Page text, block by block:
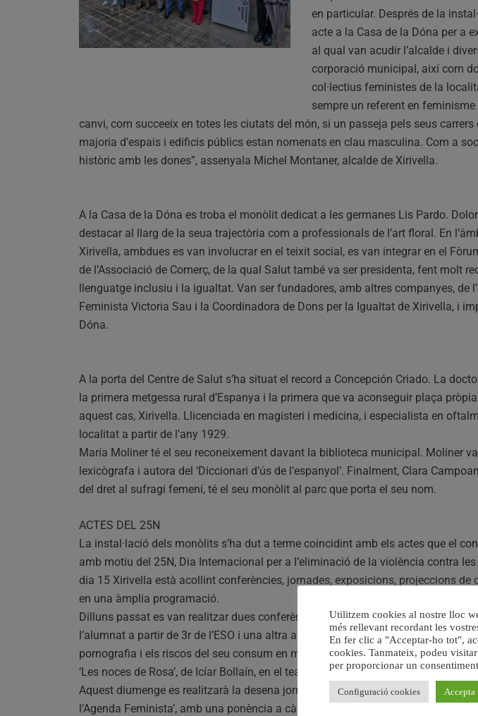
en particular. Després de la
acte a la Casa de la Dóna per a
al qual van acudir l’alcalde i
corporació municipal, així com
col·lectius feministes de la
sempre un referent en
canvi, com succeeix en totes les ciutats del món, si un passeja pels seus carrers
majoria d’espais i edificis públics estan nomenats en clau masculina. Com a
històric amb les dones”, assenyala Michel Montaner, alcalde de Xirivella.
A la Casa de la Dóna es troba el monòlit dedicat a les germanes Lis Pardo.
destacar al llarg de la seua trajectòria com a professionals de l’art floral. En
Xirivella, ambdues es van involucrar en el teixit social, es van integrar en el
de l’Associació de Comerç, de la qual Salut també va ser presidenta, fent molt
llenguatge inclusiu i la igualtat. Van ser fundadores, amb altres companyes, de
Feminista Victoria Sau i la Coordinadora de Dons per la Igualtat de Xirivella, i
Dóna.
A la porta del Centre de Salut s’ha situat el record a Concepción Criado. La
la primera metgessa rural d’Espanya i la primera que va aconseguir plaça
aquest cas, Xirivella. Llicenciada en magisteri i medicina, i especialista en
localitat a partir de l’any 1929.
María Moliner té el seu reconeixement davant la biblioteca municipal. Moliner
lexicògrafa i autora del ‘Diccionari d’ús de l’espanyol’. Finalment, Clara
del dret al sufragi femení, té el seu monòlit al parc que porta el seu nom.
ACTES DEL 25N
La instal·lació dels monòlits s’ha dut a terme coincidint amb els actes que el
amb motiu del 25N, Dia Internacional per a l’eliminació de la violència contra
dia 15 Xirivella està acollint conferències, jornades, exposicions, projeccions de
en una àmplia programació.
Dilluns passat es van realitzar dues conferències a càrrec de Carmen Ruiz
l’alumnat a partir de 3r de l’ESO i una altra al públic en general. Van ser dues
pornografia i els riscos del seu consum en menors. El dijous a la vesprada es va
‘Les noces de Rosa’, de Icíar Bollaín, en el teatre auditori de la localitat.
Aquest diumenge es realitzarà la desena jornada de la Casa de la Dóna amb el
l’Agenda Feminista’, amb una ponència a càrrec de Silvia Carrasco Pons en el
Utilitzem cookies al nostre lloc
més rellevant recordant les
En fer clic a "Acceptar-ho tot",
cookies. Tanmateix, podeu
per proporcionar un
Configuració cookies Accepta